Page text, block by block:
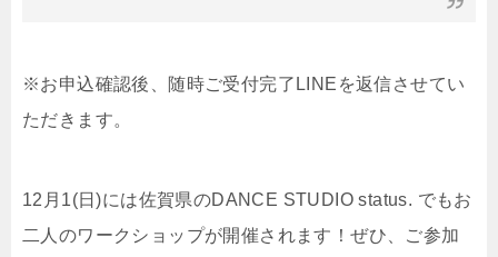
※お申込確認後、随時ご受付完了LINEを返信させてい
ただきます。
12月1(日)には佐賀県のDANCE STUDIO status. でもお
二人のワークショップが開催されます！ぜひ、ご参加